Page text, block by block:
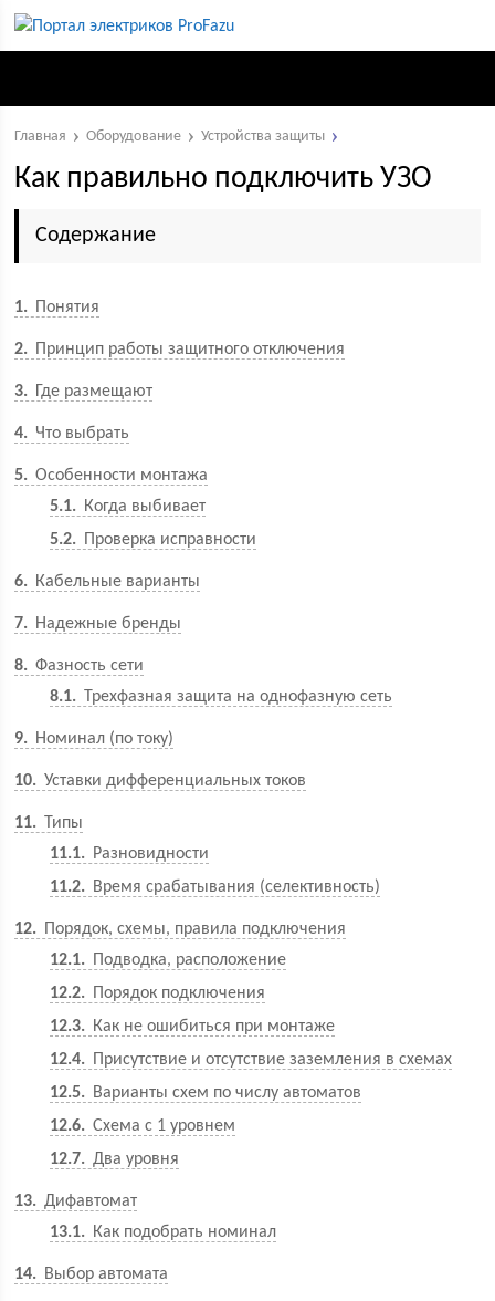
Главная Оборудование Устройства защиты
Как правильно подключить УЗО
Содержание
1 Понятия
2 Принцип работы защитного отключения
3 Где размещают
4 Что выбрать
5
Особенности монтажа
5.1
Когда выбивает
5.2
Проверка исправности
6 Кабельные варианты
7 Надежные бренды
8
Фазность сети
8.1
Трехфазная защита на однофазную сеть
9 Номинал (по току)
10 Уставки дифференциальных токов
11
Типы
11.1
Разновидности
11.2
Время срабатывания (селективность)
12
Порядок, схемы, правила подключения
12.1
Подводка, расположение
12.2
Порядок подключения
12.3
Как не ошибиться при монтаже
12.4
Присутствие и отсутствие заземления в схемах
12.5
Варианты схем по числу автоматов
12.6
Схема с 1 уровнем
12.7
Два уровня
13
Дифавтомат
13.1
Как подобрать номинал
14 Выбор автомата